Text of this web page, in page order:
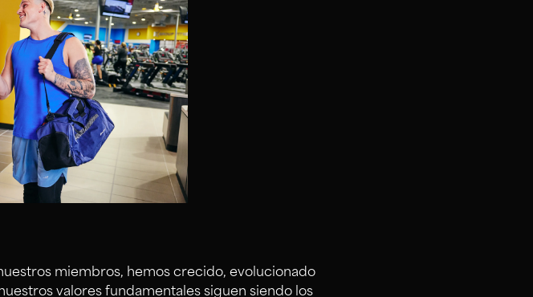
miembros, hemos crecido, evolucionado
valores fundamentales siguen siendo los